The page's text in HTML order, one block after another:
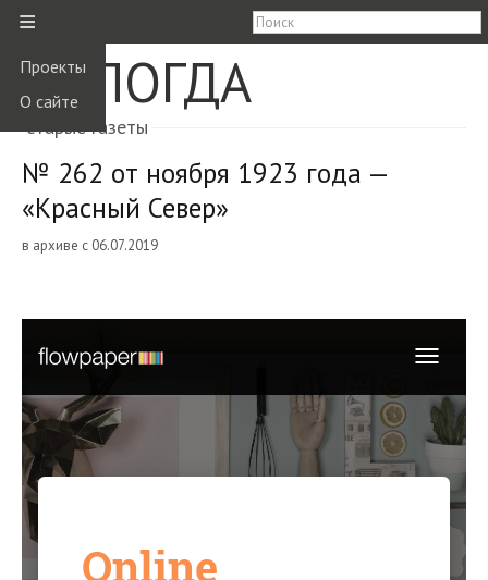
≡
Проекты
О сайте
ВОЛОГДА
старые газеты
№ 262 от ноября 1923 года —
«Красный Север»
в архиве с 06.07.2019